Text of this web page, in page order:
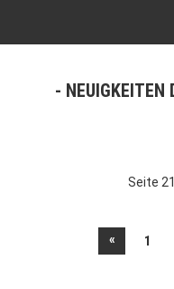
NEUIGKEITEN
Seite
« 1